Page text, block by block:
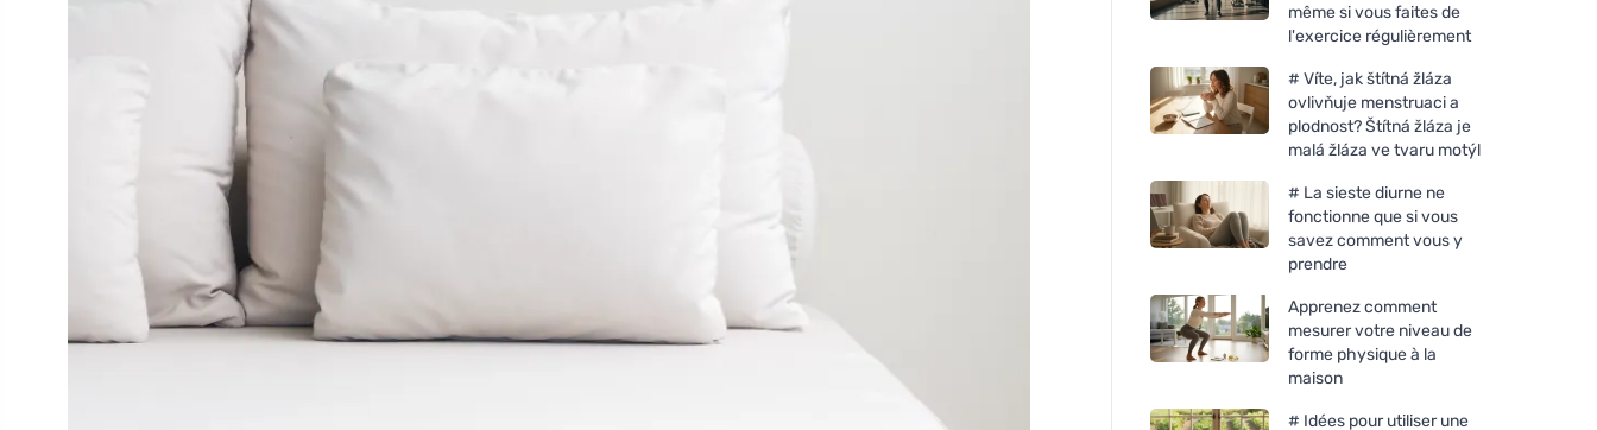
même si vous faites de
l'exercice régulièrement
# Víte, jak štítná žláza
ovlivňuje menstruaci a
plodnost? Štítná žláza je
malá žláza ve tvaru motýl
# La sieste diurne ne
fonctionne que si vous
savez comment vous y
prendre
Apprenez comment
mesurer votre niveau de
forme physique à la
maison
# Idées pour utiliser une